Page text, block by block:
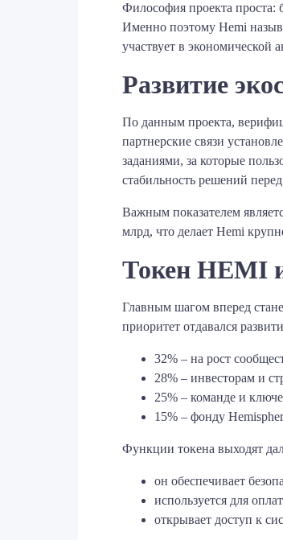
Философия проекта проста:
Именно поэтому Hemi
участвует в экономической
Развитие
По данным проекта,
партнерские связи
заданиями, за которые
стабильность решений
Важным показателем
млрд, что делает Hemi
Токен HEMI
Главным шагом вперед
приоритет отдавался
32% – на рост
28% – инвесторам и
25% – команде и
15% – фонду
Функции токена выходят
он обеспечивает
используется для
открывает доступ к